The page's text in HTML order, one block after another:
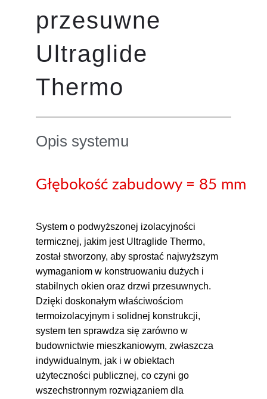
przesuwne
Ultraglide
Thermo
Opis systemu
Głębokość zabudowy = 85 mm
System o podwyższonej izolacyjności
termicznej, jakim jest Ultraglide Thermo,
został stworzony, aby sprostać najwyższym
wymaganiom w konstruowaniu dużych i
stabilnych okien oraz drzwi przesuwnych.
Dzięki doskonałym właściwościom
termoizolacyjnym i solidnej konstrukcji,
system ten sprawdza się zarówno w
budownictwie mieszkaniowym, zwłaszcza
indywidualnym, jak i w obiektach
użyteczności publicznej, co czyni go
wszechstronnym rozwiązaniem dla